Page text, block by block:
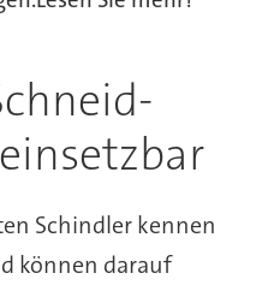
Schindler kennen
können darauf